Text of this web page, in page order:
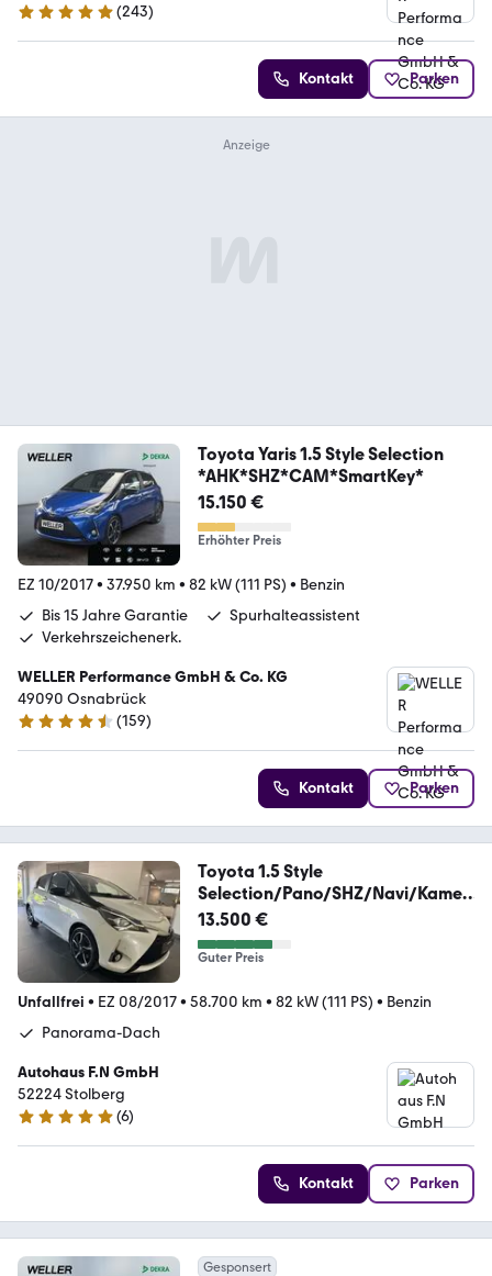
4.8 Sterne
(243)
Kontakt Parken
Toyota Yaris 1.5 Style Selection
*AHK*SHZ*CAM*SmartKey*
15.150 €
Erhöhter Preis
EZ 10/2017• 37.950 km • 82 kW (111 PS) • Benzin
Bis 15 Jahre Garantie
Spurhalteassistent
Verkehrszeichenerk.
WELLER Performance GmbH & Co. KG
49090 Osnabrück
4.5 Sterne
(159)
Kontakt Parken
Toyota 1.5 Style
Selection/Pano/SHZ/Navi/Kamer
a/PDC/DAB
13.500 €
Guter Preis
Unfallfrei • EZ 08/2017• 58.700 km • 82 kW (111 PS) • Benzin
Panorama-Dach
Autohaus F.N GmbH
52224 Stolberg
5 Sterne
(6)
Kontakt Parken
Gesponsert